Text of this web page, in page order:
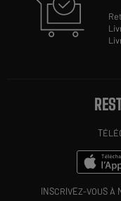
INSCRIVEZ-VOUS À